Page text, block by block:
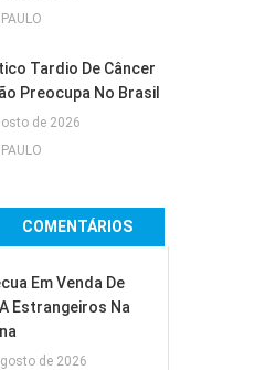
Tardio De Câncer
Preocupa No Brasil
de 2026
COMENTÁRIOS
Em Venda De
Estrangeiros Na
de 2026